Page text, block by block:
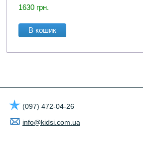
1630 грн.
В кошик
(097) 472-04-26
info@kidsi.com.ua